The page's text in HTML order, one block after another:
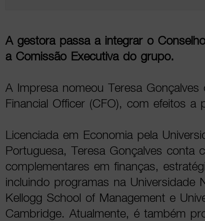
A gestora passa a integrar o
a Comissão Executiva do grupo.
A Impresa nomeou Teresa
Financial Officer (CFO), com efeitos
Licenciada em Economia pela
Portuguesa, Teresa Gonçalves conta
complementares em finanças,
incluindo programas na Universidade
Kellogg School of Management e
Cambridge. Atualmente, é também